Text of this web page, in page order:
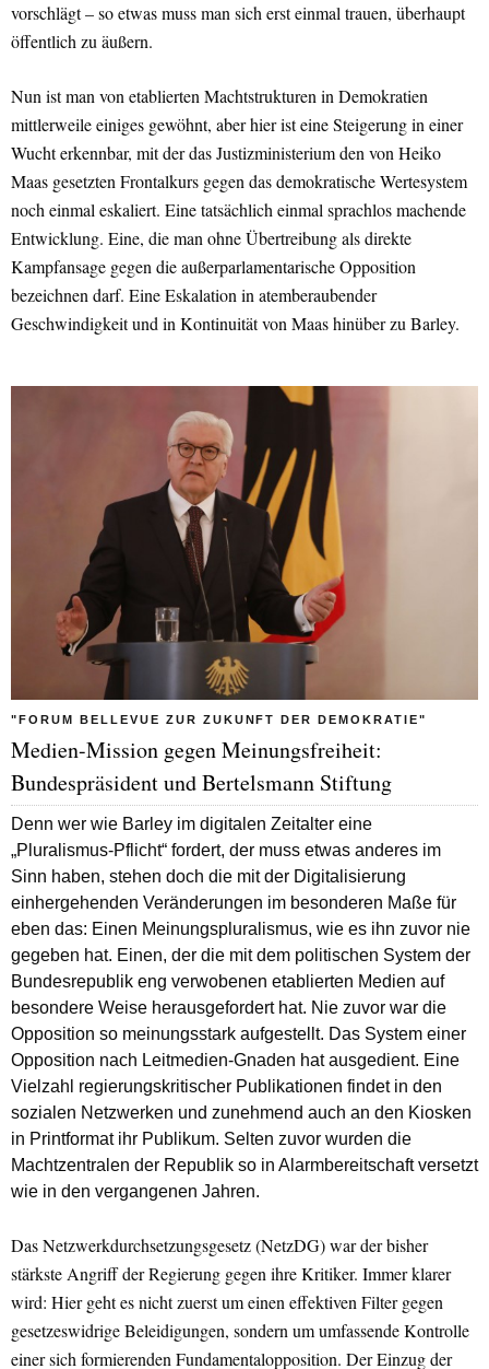
vorschlägt – so etwas muss man sich erst einmal trauen, überhaupt
öffentlich zu äußern.
Nun ist man von etablierten Machtstrukturen in Demokratien
mittlerweile einiges gewöhnt, aber hier ist eine Steigerung in einer
Wucht erkennbar, mit der das Justizministerium den von Heiko
Maas gesetzten Frontalkurs gegen das demokratische Wertesystem
noch einmal eskaliert. Eine tatsächlich einmal sprachlos machende
Entwicklung. Eine, die man ohne Übertreibung als direkte
Kampfansage gegen die außerparlamentarische Opposition
bezeichnen darf. Eine Eskalation in atemberaubender
Geschwindigkeit und in Kontinuität von Maas hinüber zu Barley.
"FORUM BELLEVUE ZUR ZUKUNFT DER DEMOKRATIE"
Medien-Mission gegen Meinungsfreiheit:
Bundespräsident und Bertelsmann Stiftung
Denn wer wie Barley im digitalen Zeitalter eine
„Pluralismus-Pflicht“ fordert, der muss etwas anderes im
Sinn haben, stehen doch die mit der Digitalisierung
einhergehenden Veränderungen im besonderen Maße für
eben das: Einen Meinungspluralismus, wie es ihn zuvor nie
gegeben hat. Einen, der die mit dem politischen System der
Bundesrepublik eng verwobenen etablierten Medien auf
besondere Weise herausgefordert hat. Nie zuvor war die
Opposition so meinungsstark aufgestellt. Das System einer
Opposition nach Leitmedien-Gnaden hat ausgedient. Eine
Vielzahl regierungskritischer Publikationen findet in den
sozialen Netzwerken und zunehmend auch an den Kiosken
in Printformat ihr Publikum. Selten zuvor wurden die
Machtzentralen der Republik so in Alarmbereitschaft versetzt
wie in den vergangenen Jahren.
Das Netzwerkdurchsetzungsgesetz (NetzDG) war der bisher
stärkste Angriff der Regierung gegen ihre Kritiker. Immer klarer
wird: Hier geht es nicht zuerst um einen effektiven Filter gegen
gesetzeswidrige Beleidigungen, sondern um umfassende Kontrolle
einer sich formierenden Fundamentalopposition. Der Einzug der